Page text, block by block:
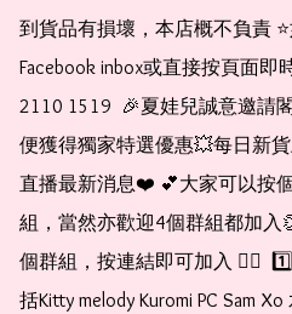
到貨品有損壞，本店概不負責
Facebook inbox或直接按頁面
2110 1519  🎉夏娃兒誠意邀請
便獲得獨家特選優惠💥每日新
直播最新消息❤️ 💕大家可以按
組，當然亦歡迎4個群組都加入
個群組，按連結即可加入 👇🏻
括Kitty melody Kuromi PC Sam